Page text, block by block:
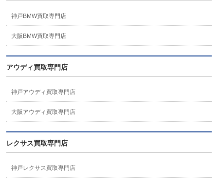
神戸BMW買取専門店
大阪BMW買取専門店
アウディ買取専門店
神戸アウディ買取専門店
大阪アウディ買取専門店
レクサス買取専門店
神戸レクサス買取専門店